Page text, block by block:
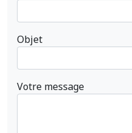
Objet
Votre message